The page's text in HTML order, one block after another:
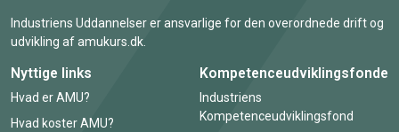
Industriens Uddannelser er ansvarlige for den overordnede drift og
udvikling af amukurs.dk.
Nyttige links
Hvad er AMU?
Hvad koster AMU?
Kompetenceudviklingsfonde
Industriens
Kompetenceudviklingsfond